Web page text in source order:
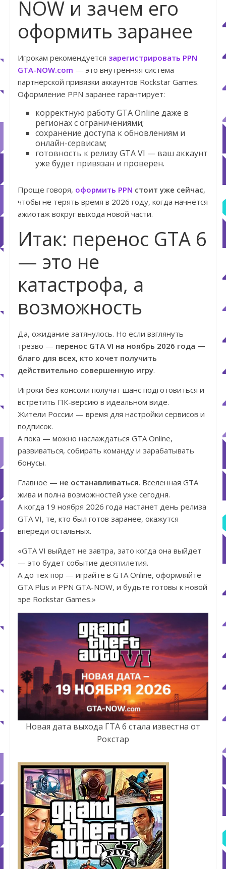
NOW и зачем его
оформить заранее
Игрокам рекомендуется зарегистрировать PPN
GTA-NOW.com — это внутренняя система
партнёрской привязки аккаунтов Rockstar Games.
Оформление PPN заранее гарантирует:
корректную работу GTA Online даже в
регионах с ограничениями;
сохранение доступа к обновлениям и
онлайн-сервисам;
готовность к релизу GTA VI — ваш аккаунт
уже будет привязан и проверен.
Проще говоря, оформить PPN стоит уже сейчас,
чтобы не терять время в 2026 году, когда начнётся
ажиотаж вокруг выхода новой части.
Итак: перенос GTA 6
— это не
катастрофа, а
возможность
Да, ожидание затянулось. Но если взглянуть
трезво — перенос GTA VI на ноябрь 2026 года —
благо для всех, кто хочет получить
действительно совершенную игру.
Игроки без консоли получат шанс подготовиться и
встретить ПК-версию в идеальном виде.
Жители России — время для настройки сервисов и
подписок.
А пока — можно наслаждаться GTA Online,
развиваться, собирать команду и зарабатывать
бонусы.
Главное — не останавливаться. Вселенная GTA
жива и полна возможностей уже сегодня.
А когда 19 ноября 2026 года настанет день релиза
GTA VI, те, кто был готов заранее, окажутся
впереди остальных.
«GTA VI выйдет не завтра, зато когда она выйдет
— это будет событие десятилетия.
А до тех пор — играйте в GTA Online, оформляйте
GTA Plus и PPN GTA-NOW, и будьте готовы к новой
эре Rockstar Games.»
Новая дата выхода ГТА 6 стала известна от
Рокстар